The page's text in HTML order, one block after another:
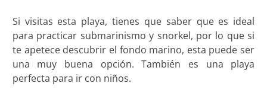
Si visitas esta playa, tienes que saber que es ideal
para practicar submarinismo y snorkel, por lo que si
te apetece descubrir el fondo marino, esta puede ser
una muy buena opción. También es una playa
perfecta para ir con niños.